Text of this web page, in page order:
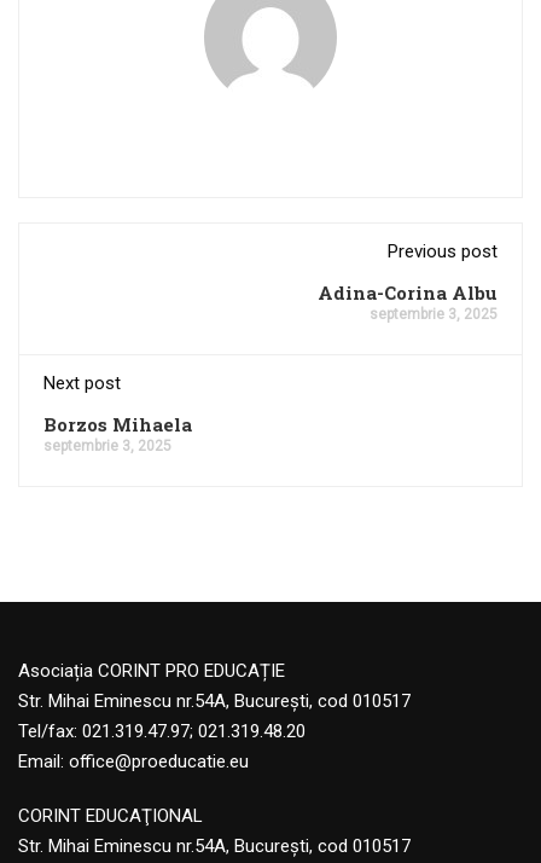
Previous post
Adina-Corina Albu
septembrie 3, 2025
Next post
Borzos Mihaela
septembrie 3, 2025
Asociația CORINT PRO EDUCAȚIE
Str. Mihai Eminescu nr.54A, București, cod 010517
Tel/fax: 021.319.47.97; 021.319.48.20
Email: office@proeducatie.eu
CORINT EDUCAŢIONAL
Str. Mihai Eminescu nr.54A, Bucureşti, cod 010517